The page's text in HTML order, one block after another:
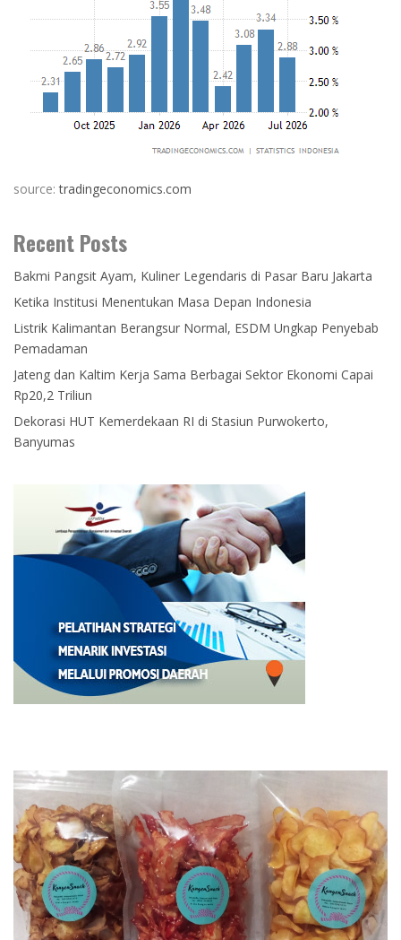
source:tradingeconomics.com
Recent Posts
Bakmi Pangsit Ayam, Kuliner Legendaris di Pasar Baru Jakarta
Ketika Institusi Menentukan Masa Depan Indonesia
Listrik Kalimantan Berangsur Normal, ESDM Ungkap Penyebab
Pemadaman
Jateng dan Kaltim Kerja Sama Berbagai Sektor Ekonomi Capai
Rp20,2 Triliun
Dekorasi HUT Kemerdekaan RI di Stasiun Purwokerto,
Banyumas